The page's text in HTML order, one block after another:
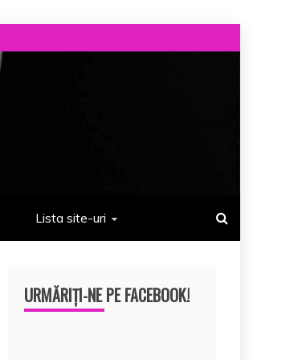
Lista site-uri
URMĂRIȚI-NE PE FACEBOOK!